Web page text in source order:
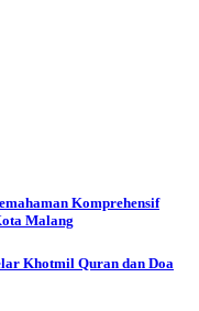
Komprehensif
Malang
Khotmil Quran dan Doa